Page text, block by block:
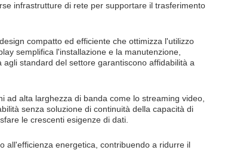
infrastrutture di rete per supportare il trasferimento
compatto ed efficiente che ottimizza l'utilizzo
semplifica l'installazione e la manutenzione,
standard del settore garantiscono affidabilità a
alta larghezza di banda come lo streaming video,
senza soluzione di continuità della capacità di
le crescenti esigenze di dati.
all'efficienza energetica, contribuendo a ridurre il